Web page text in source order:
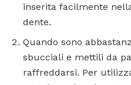
inserita facilmente
dente.
Quando sono
sbucciali e mettili da
raffreddarsi. Per